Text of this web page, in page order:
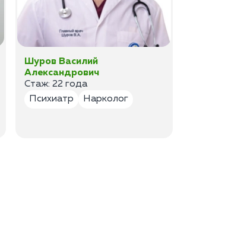
Шуров Василий
Александрович
Стаж: 22 года
Психиатр
Нарколог